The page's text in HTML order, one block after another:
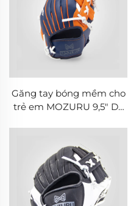
Găng tay bóng mềm cho
trẻ em MOZURU 9,5" Da